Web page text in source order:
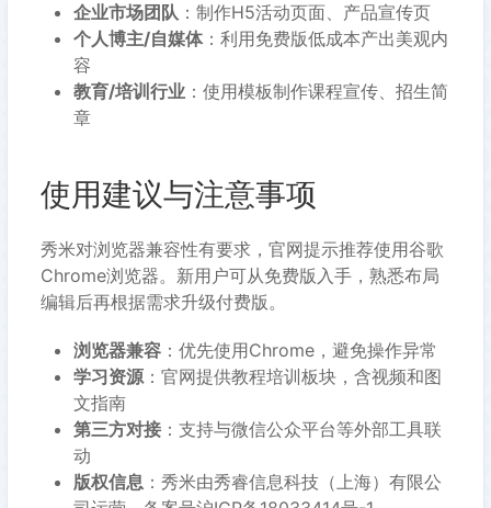
企业市场团队 ：制作H5活动页面、产品宣传页
个人博主/自媒体：利用免费版低成本产出美观内
容
教育/培训行业 ：使用模板制作课程宣传、招生简
章
使用建议与注意事项
秀米对浏览器兼容性有要求，官网提示推荐使用谷歌
Chrome浏览器。新用户可从免费版入手，熟悉布局
编辑后再根据需求升级付费版。
浏览器兼容 ：优先使用Chrome，避免操作异常
学习资源：官网提供教程培训板块，含视频和图
文指南
第三方对接 ：支持与微信公众平台等外部工具联
动
版权信息 ：秀米由秀睿信息科技（上海）有限公